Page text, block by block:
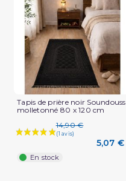
Tapis de prière noir Soundouss
molletonné 80 x 120 cm
14,90 €
5,07 €
En stock